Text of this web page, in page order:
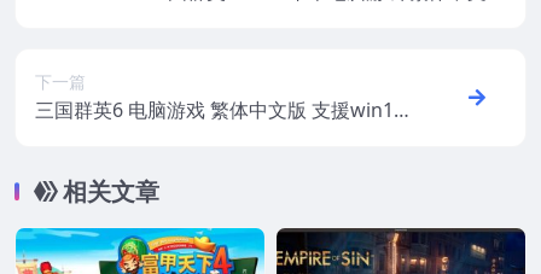
下一篇
三国群英6 电脑游戏 繁体中文版 支援win10
相关文章